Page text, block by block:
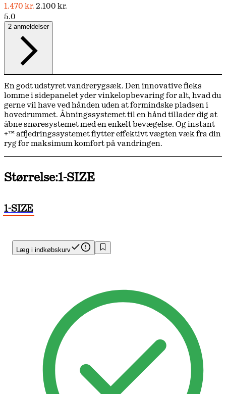
Læg i indkøbskurv
1.470 kr. 2.100 kr.
5.0
2 anmeldelser
En godt udstyret vandrerygsæk. Den innovative fleks
lomme i sidepanelet yder vinkelopbevaring for alt, hvad du
gerne vil have ved hånden uden at formindske pladsen i
hovedrummet. Åbningssystemet til en hånd tillader dig at
åbne snøresystemet med en enkelt bevægelse. Og instant
+™ affjedringssystemet flytter effektivt vægten væk fra din
ryg for maksimum komfort på vandringen.
Størrelse:1-SIZE
1-SIZE